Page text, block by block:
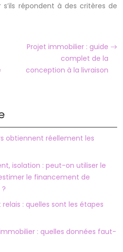
répondent à des critères de
Projet immobilier : guide
complet de la
conception à la livraison
obtiennent réellement les
isolation : peut-on utiliser le
le financement de
: quelles sont les étapes
: quelles données faut-